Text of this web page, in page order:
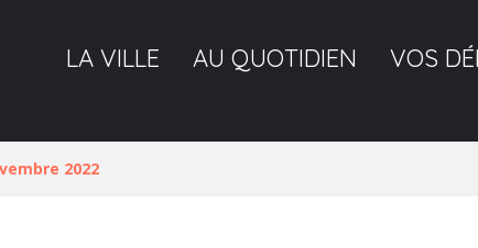
LA VILLE AU QUOTIDIEN VOS
2022